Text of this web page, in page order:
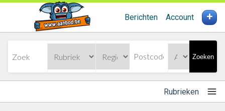
Berichten Account +
Zoeken
Rubrieken